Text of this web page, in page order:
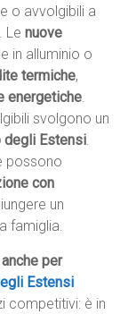
o avvolgibili a
. Lenuove
in alluminio o
termiche,
energetiche.
svolgono un
degli Estensi.
possono
con
un
famiglia.
per
Estensi
competitivi: è in